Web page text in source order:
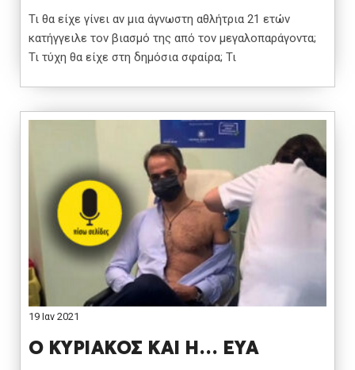
Τι θα είχε γίνει αν μια άγνωστη αθλήτρια 21 ετών
κατήγγειλε τον βιασμό της από τον μεγαλοπαράγοντα;
Τι τύχη θα είχε στη δημόσια σφαίρα; Τι
19 Ιαν 2021
Ο ΚΥΡΙΑΚΟΣ ΚΑΙ Η… ΕΥΑ